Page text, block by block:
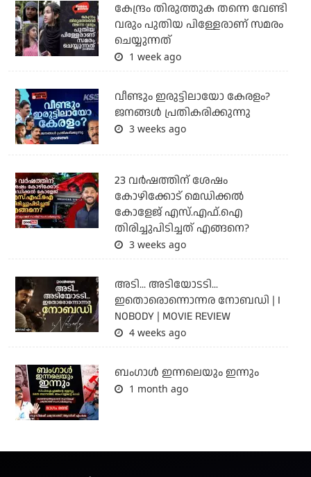
കേന്ദ്രം തിരുത്തുക തന്നെ വേണ്ടി
വരും പുതിയ പിള്ളേരാണ് സമരം
ചെയ്യുന്നത്
1 week ago
വീണ്ടും ഇരുട്ടിലായോ കേരളം?
ജനങ്ങൾ പ്രതികരിക്കുന്നു
3 weeks ago
23 വർഷത്തിന് ശേഷം
കോഴിക്കോട് മെഡിക്കൽ
കോളേജ് എസ്.എഫ്.ഐ
തിരിച്ചുപിടിച്ചത് എങ്ങനെ?
3 weeks ago
അടി... അടിയോടടി...
ഇതൊരൊന്നൊന്നര നോബഡി | I
NOBODY | MOVIE REVIEW
4 weeks ago
ബംഗാള്‍ ഇന്നലെയും ഇന്നും
1 month ago